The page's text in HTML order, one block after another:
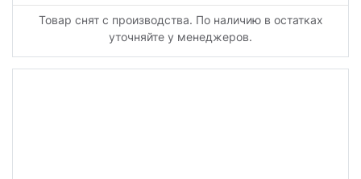
Товар снят с производства. По наличию в остатках
уточняйте у менеджеров.